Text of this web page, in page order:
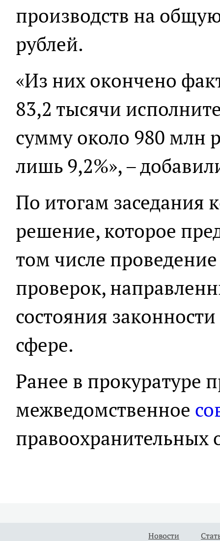
производств на
рублей.
«Из них окончено
83,2 тысячи
сумму около 980 млн
лишь 9,2%», –
По итогам заседания
решение, которое
том числе
проверок,
состояния
сфере.
Ранее в прокуратуре
межведомственное
правоохранительных
Новости